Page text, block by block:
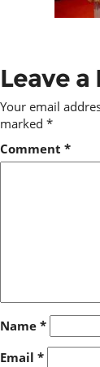
Leave a
Your email
marked *
Comment *
Name *
Email *